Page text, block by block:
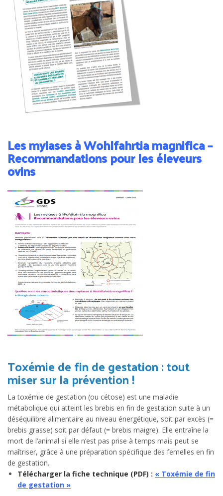
Les myiases à Wohlfahrtia magnifica –
Recommandations pour les éleveurs
ovins
Toxémie de fin de gestation : tout
miser sur la prévention !
La toxémie de gestation (ou cétose) est une maladie
métabolique qui atteint les brebis en fin de gestation suite à un
déséquilibre alimentaire au niveau énergétique, soit par excès (=
brebis grasse) soit par défaut (= brebis maigre). Elle entraîne la
mort de l’animal si elle n’est pas prise à temps mais peut se
maîtriser, grâce à une préparation spécifique des femelles en fin
de gestation.
Télécharger la fiche technique (PDF) : « Toxémie de fin
de gestation »